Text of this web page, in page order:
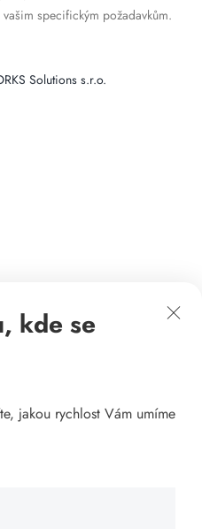
specifickým požadavkům.
Solutions s.r.o.
kde se
jakou rychlost Vám umíme